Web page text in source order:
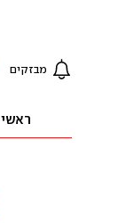
מבזקים
ראשי